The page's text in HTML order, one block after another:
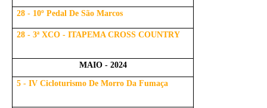
28 - 10º Pedal De São Marcos
28 - 3ª XCO - ITAPEMA CROSS COUNTRY
MAIO - 2024
5 - IV Cicloturismo De Morro Da Fumaça